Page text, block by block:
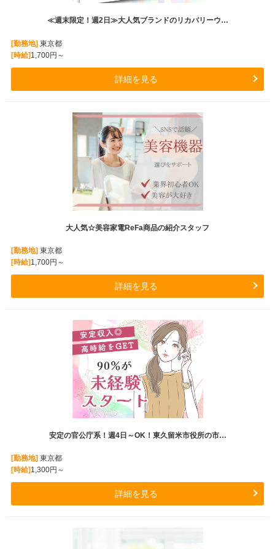
≪週末限定！週2日≫大人気ブランドのリカバリーウ…
[勤務地]東京都
[時給]1,700円～
詳細を見る
大人気☆美容家電ReFa商品の紹介スタッフ
[勤務地] 東京都
[時給] 1,700円～
詳細を見る
安定の官公庁系！週4日～OK！東久留米市役所の市…
[勤務地] 東京都
[時給] 1,300円～
詳細を見る